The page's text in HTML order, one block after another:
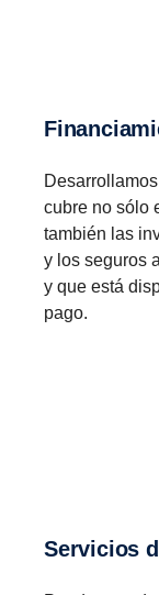
cubre no sólo
también las
y los seguros
y que está
pago.
Servicios